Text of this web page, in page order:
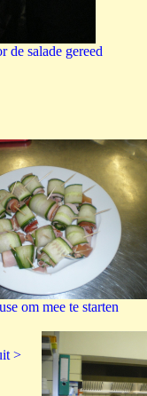
de salade gereed
om mee te starten
>